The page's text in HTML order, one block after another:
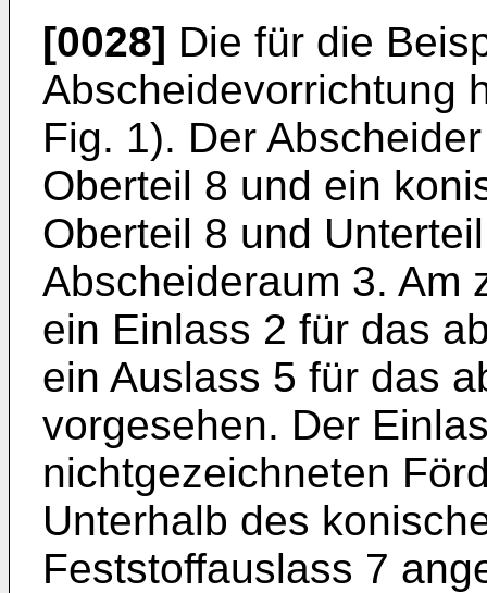
[0028] Die für die
Abscheidevorrichtung
Fig. 1). Der
Oberteil 8 und ein
Oberteil 8 und
Abscheideraum 3. Am
ein Einlass 2 für das
ein Auslass 5 für das
vorgesehen. Der
nichtgezeichneten
Unterhalb des
Feststoffauslass 7